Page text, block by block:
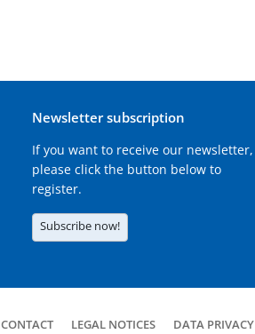
Newsletter subscription
If you want to receive our newsletter,
please click the button below to
register.
Subscribe now!
CONTACT LEGAL NOTICES DATA PRIVACY